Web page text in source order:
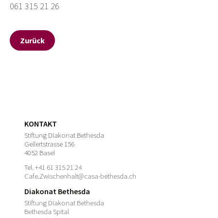
061 315 21 26
Zurück
KONTAKT
Stiftung Diakonat Bethesda
Gellertstrasse 156
4052 Basel
Tel. +41 61 315 21 24
Cafe.Zwischenhalt@casa-bethesda.ch
Diakonat Bethesda
Stiftung Diakonat Bethesda
Bethesda Spital